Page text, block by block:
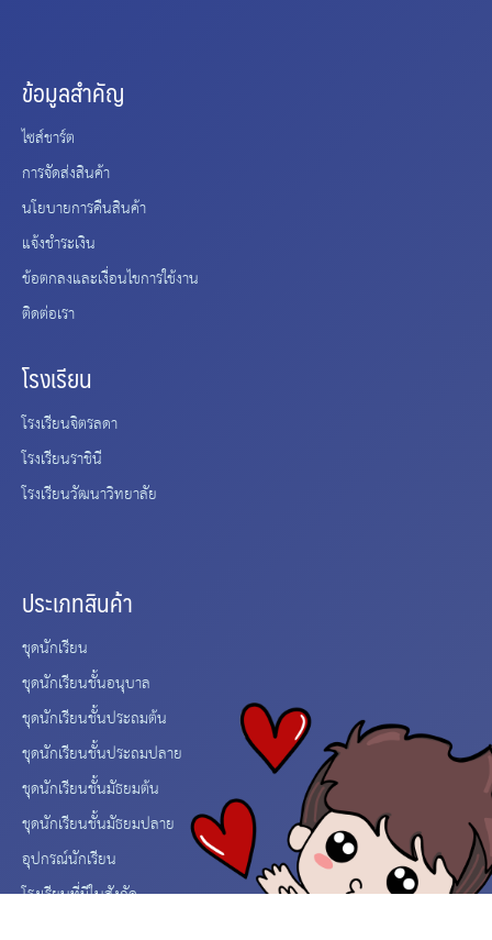
ข้อมูลสำคัญ
ไซส์ชาร์ต
การจัดส่งสินค้า
นโยบายการคืนสินค้า
แจ้งชำระเงิน
ข้อตกลงและเงื่อนไขการใช้งาน
ติดต่อเรา
โรงเรียน
โรงเรียนจิตรลดา
โรงเรียนราชินี
โรงเรียนวัฒนาวิทยาลัย
ประเภทสินค้า
ชุดนักเรียน
ชุดนักเรียนชั้นอนุบาล
ชุดนักเรียนชั้นประถมต้น
ชุดนักเรียนชั้นประถมปลาย
ชุดนักเรียนชั้นมัธยมต้น
ชุดนักเรียนชั้นมัธยมปลาย
อุปกรณ์นักเรียน
โรงเรียนที่มีในสังกัด